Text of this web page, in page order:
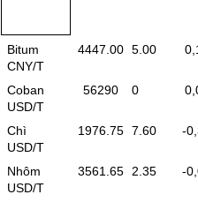
Bitum
CNY/T
4447.00 5.00
Coban
USD/T
56290 0
Chì
USD/T
1976.75 7.60 -
Nhôm
USD/T
3561.65 2.35 -